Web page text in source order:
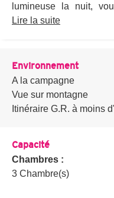
lumineuse la nuit,
Lire la suite
Environnement
A la campagne
Vue sur montagne
Itinéraire G.R. à moins
Capacité
Chambres :
3 Chambre(s)